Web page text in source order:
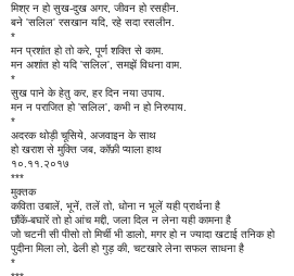
मिश्र न हो सुख-दुख अगर, जीवन हो रसहीन.
बने 'सलिल' रसखान यदि, रहे सदा रसलीन.
*
मन प्रशांत हो तो करे, पूर्ण शक्ति से काम.
मन अशांत हो यदि 'सलिल', समझें विधना वाम.
*
सुख पाने के हेतु कर, हर दिन नया उपाय.
मन न पराजित हो 'सलिल', कभी न हो निरुपाय.
*
अदरक थोड़ी चूसिये, अजवाइन के साथ
हो खराश से मुक्ति जब, कॉफ़ी प्याला हाथ
१०.११.२०१७
***
मुक्तक
कविता उबालें, भूनें, तलें तो, धोना न भूलें यही प्रार्थना है
छौंकें-बघारें तो हो आंच मद्दी, जला दिल न लेना यही कामना है
जो चटनी सी पीसो तो मिर्ची भी डालो, मगर हो न ज्यादा खटाई तनिक हो
पुदीना मिला लो, ढेली हो गुड़ की, चटखारे लेना सफल साधना है
*